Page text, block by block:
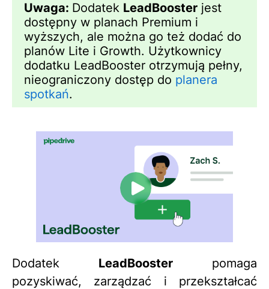
Uwaga: Dodatek LeadBooster jest
dostępny w planach Premium i
wyższych, ale można go też dodać do
planów Lite i Growth. Użytkownicy
dodatku LeadBooster otrzymują pełny,
nieograniczony dostęp do planera
spotkań.
Dodatek LeadBooster pomaga
pozyskiwać, zarządzać i przekształcać